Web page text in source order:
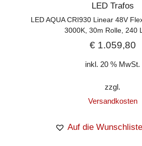
LED Trafos
LED AQUA CRI930 Linear 48V
3000K, 30m Rolle, 240
€1.059,80
inkl. 20 % MwSt.
zzgl.
Versandkosten
Auf die